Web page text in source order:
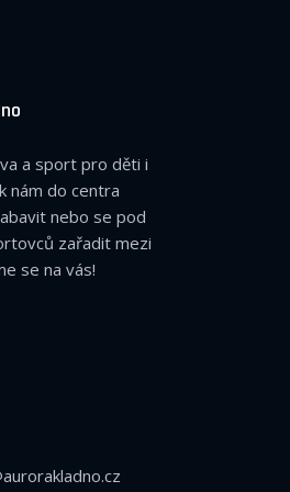
a sport pro děti i
nám do centra
nebo se pod
zařadit mezi
se na vás!